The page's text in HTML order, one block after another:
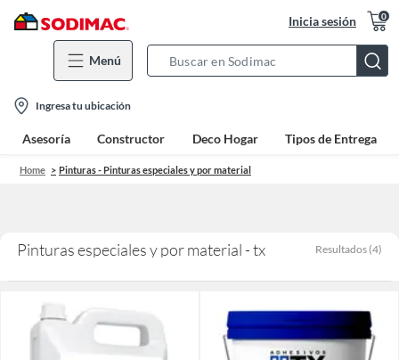
Inicia sesión 0
Menú
Bar
location-
icon
Ingresa tu ubicación
Asesoría Constructor Deco Hogar Tipos de Entrega
Home Pinturas - Pinturas especiales y por material
Pinturas especiales y por material - tx Resultados (4)